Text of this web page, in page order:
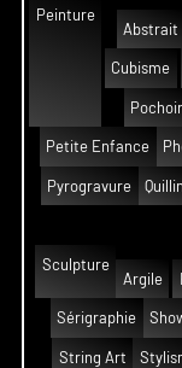
Peinture
Abstrait
Cubisme
Pochoir
Petite Enfance
Pyrogravure
Sculpture
Argile
Sérigraphie
String Art